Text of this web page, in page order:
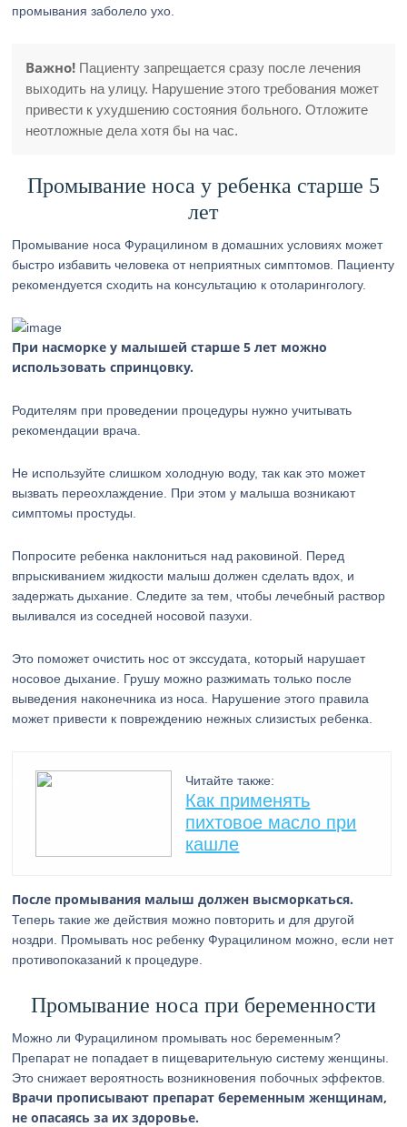
промывания заболело ухо.
Важно! Пациенту запрещается сразу после лечения
выходить на улицу. Нарушение этого требования может
привести к ухудшению состояния больного. Отложите
неотложные дела хотя бы на час.
Промывание носа у ребенка старше 5
лет
Промывание носа Фурацилином в домашних условиях может
быстро избавить человека от неприятных симптомов. Пациенту
рекомендуется сходить на консультацию к отоларингологу.
При насморке у малышей старше 5 лет можно
использовать спринцовку.
Родителям при проведении процедуры нужно учитывать
рекомендации врача.
Не используйте слишком холодную воду, так как это может
вызвать переохлаждение. При этом у малыша возникают
симптомы простуды.
Попросите ребенка наклониться над раковиной. Перед
впрыскиванием жидкости малыш должен сделать вдох, и
задержать дыхание. Следите за тем, чтобы лечебный раствор
выливался из соседней носовой пазухи.
Это поможет очистить нос от экссудата, который нарушает
носовое дыхание. Грушу можно разжимать только после
выведения наконечника из носа. Нарушение этого правила
может привести к повреждению нежных слизистых ребенка.
Читайте также:
Как применять
пихтовое масло при
кашле
После промывания малыш должен высморкаться.
Теперь такие же действия можно повторить и для другой
ноздри. Промывать нос ребенку Фурацилином можно, если нет
противопоказаний к процедуре.
Промывание носа при беременности
Можно ли Фурацилином промывать нос беременным?
Препарат не попадает в пищеварительную систему женщины.
Это снижает вероятность возникновения побочных эффектов.
Врачи прописывают препарат беременным женщинам,
не опасаясь за их здоровье.